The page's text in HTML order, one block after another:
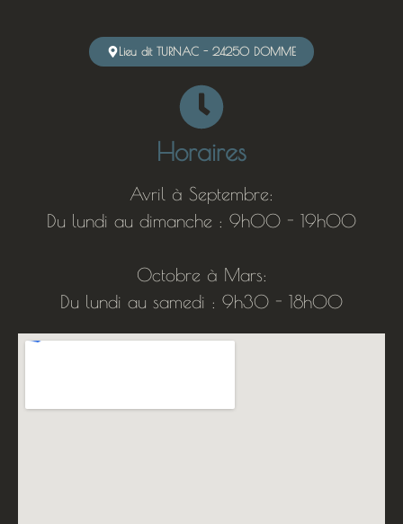
Lieu dit TURNAC - 24250 DOMME
Horaires
Avril à Septembre:
Du lundi au dimanche : 9h00 - 19h00
Octobre à Mars:
Du lundi au samedi : 9h30 - 18h00